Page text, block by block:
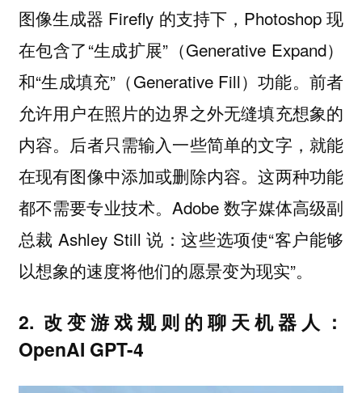
图像生成器 Firefly 的支持下，Photoshop 现
在包含了“生成扩展”（Generative Expand）
和“生成填充”（Generative Fill）功能。前者
允许用户在照片的边界之外无缝填充想象的
内容。后者只需输入一些简单的文字，就能
在现有图像中添加或删除内容。这两种功能
都不需要专业技术。Adobe 数字媒体高级副
总裁 Ashley Still 说：这些选项使“客户能够
以想象的速度将他们的愿景变为现实”。
2. 改变游戏规则的聊天机器人：
OpenAI GPT-4